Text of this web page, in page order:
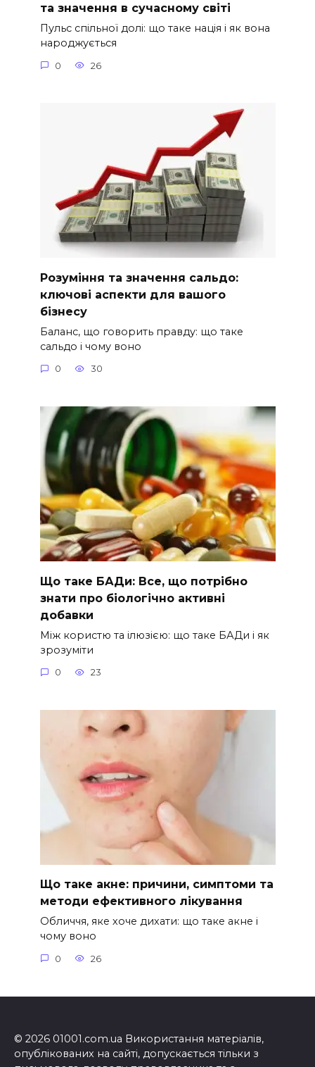
та значення в сучасному світі
Пульс спільної долі: що таке нація і як вона
народжується
0 26
Розуміння та значення сальдо:
ключові аспекти для вашого
бізнесу
Баланс, що говорить правду: що таке
сальдо і чому воно
0 30
Що таке БАДи: Все, що потрібно
знати про біологічно активні
добавки
Між користю та ілюзією: що таке БАДи і як
зрозуміти
0 23
Що таке акне: причини, симптоми та
методи ефективного лікування
Обличчя, яке хоче дихати: що таке акне і
чому воно
0 26
© 2026 01001.com.ua Використання матеріалів,
опублікованих на сайті, допускається тільки з